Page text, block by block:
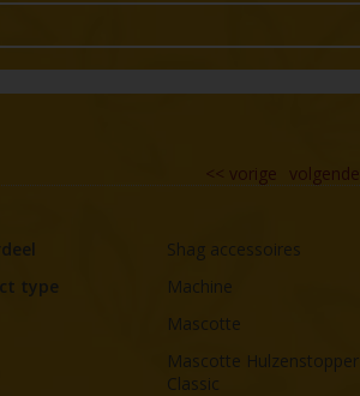
volgende
<< vorige
Shag accessoires
type
Machine
Mascotte
Mascotte Hulzenstopper
Classic